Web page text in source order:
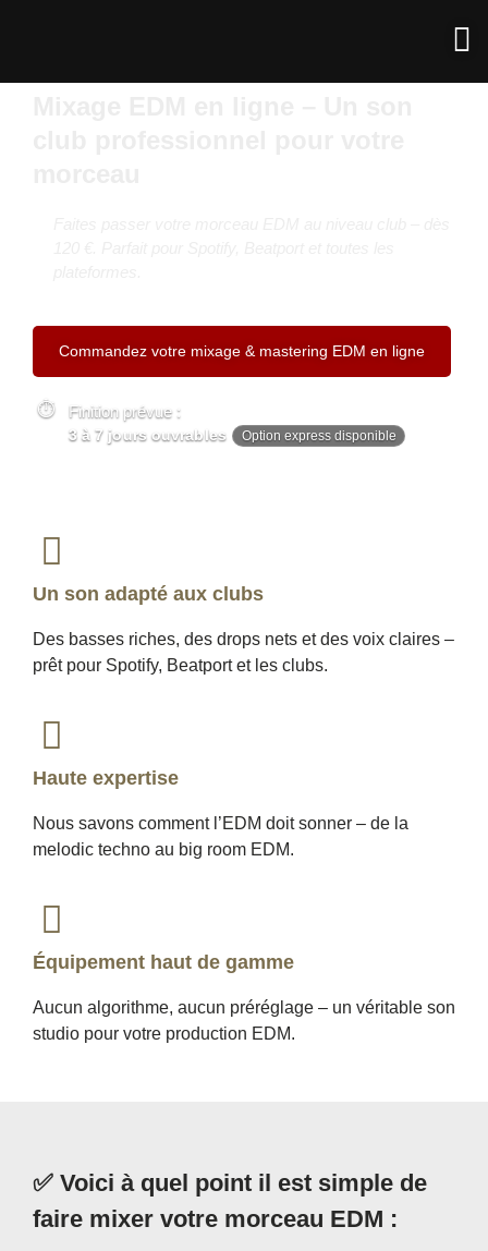
Commandez votre mixage & mastering EDM en ligne
Finition prévue :
3 à 7 jours ouvrables Option express disponible
Un son adapté aux clubs
Des basses riches, des drops nets et des voix claires –
prêt pour Spotify, Beatport et les clubs.
Haute expertise
Nous savons comment l’EDM doit sonner – de la
melodic techno au big room EDM.
Équipement haut de gamme
Aucun algorithme, aucun préréglage – un véritable son
studio pour votre production EDM.
✅ Voici à quel point il est simple de
faire mixer votre morceau EDM :